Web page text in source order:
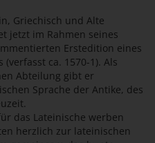
Griechisch und Alte
jetzt im Rahmen seines
Erstedition eines
ca. 1570-1). Als
Abteilung gibt er
Sprache der Antike, des
das Lateinische werben
herzlich zur lateinischen